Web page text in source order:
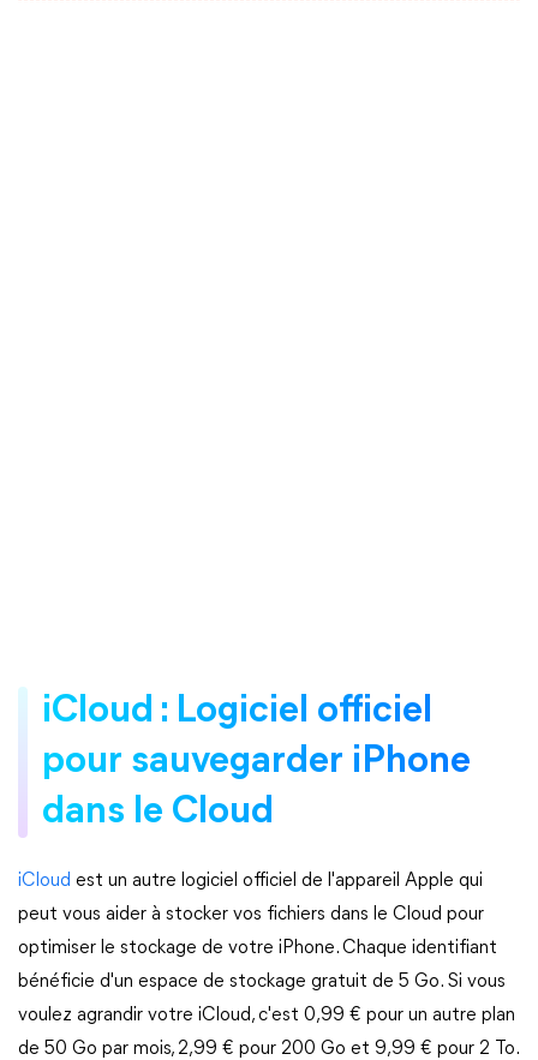
iCloud : Logiciel officiel
pour sauvegarder iPhone
dans le Cloud
iCloud est un autre logiciel officiel de l'appareil Apple qui
peut vous aider à stocker vos fichiers dans le Cloud pour
optimiser le stockage de votre iPhone. Chaque identifiant
bénéficie d'un espace de stockage gratuit de 5 Go. Si vous
voulez agrandir votre iCloud, c'est 0,99 € pour un autre plan
de 50 Go par mois, 2,99 € pour 200 Go et 9,99 € pour 2 To.